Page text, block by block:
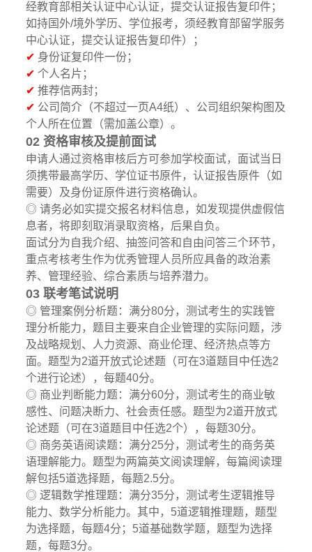
经教育部相关认证中心认证，提交认证报告复印件；
如持国外/境外学历、学位报考，须经教育部留学服务
中心认证，提交认证报告复印件）；
✔ 身份证复印件一份；
✔个人名片；
✔推荐信两封；
✔ 公司简介（不超过一页A4纸）、公司组织架构图及
个人所在位置（需加盖公章）。
02 资格审核及提前面试
申请人通过资格审核后方可参加学校面试，面试当日
须携带最高学历、学位证书原件，认证报告原件（如
需要）及身份证原件进行资格确认。
◎ 请务必如实提交报名材料信息，如发现提供虚假信
息者，将即刻取消录取资格，后果自负。
面试分为自我介绍、抽签问答和自由问答三个环节，
重点考核考生作为优秀管理人员所应具备的政治素
养、管理经验、综合素质与培养潜力。
03 联考笔试说明
◎ 管理案例分析题：满分80分，测试考生的实践管
理分析能力，题目主要来自企业管理的实际问题，涉
及战略规划、人力资源、商业伦理、经济热点等方
面。题型为2道开放式论述题（可在3道题目中任选2
个进行论述），每题40分。
◎ 商业判断能力题：满分60分，测试考生的商业敏
感性、问题决断力、社会责任感。题型为2道开放式
论述题（可在3道题目中任选2个），每题30分。
◎ 商务英语阅读题：满分25分，测试考生的商务英
语理解能力。题型为两篇英文阅读理解，每篇阅读理
解包括5道选择题，每题2.5分。
◎ 逻辑数学推理题：满分35分，测试考生逻辑推导
能力、数学分析能力。其中，5道逻辑推理题，题型
为选择题，每题4分；5道基础数学题，题型为选择
题，每题3分。